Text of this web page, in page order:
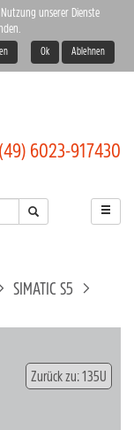
6023-917430
SIMATIC S5
Zurück zu: 135U
unserer Dienste
Ok Ablehnen